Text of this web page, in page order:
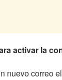
activar la
nuevo correo